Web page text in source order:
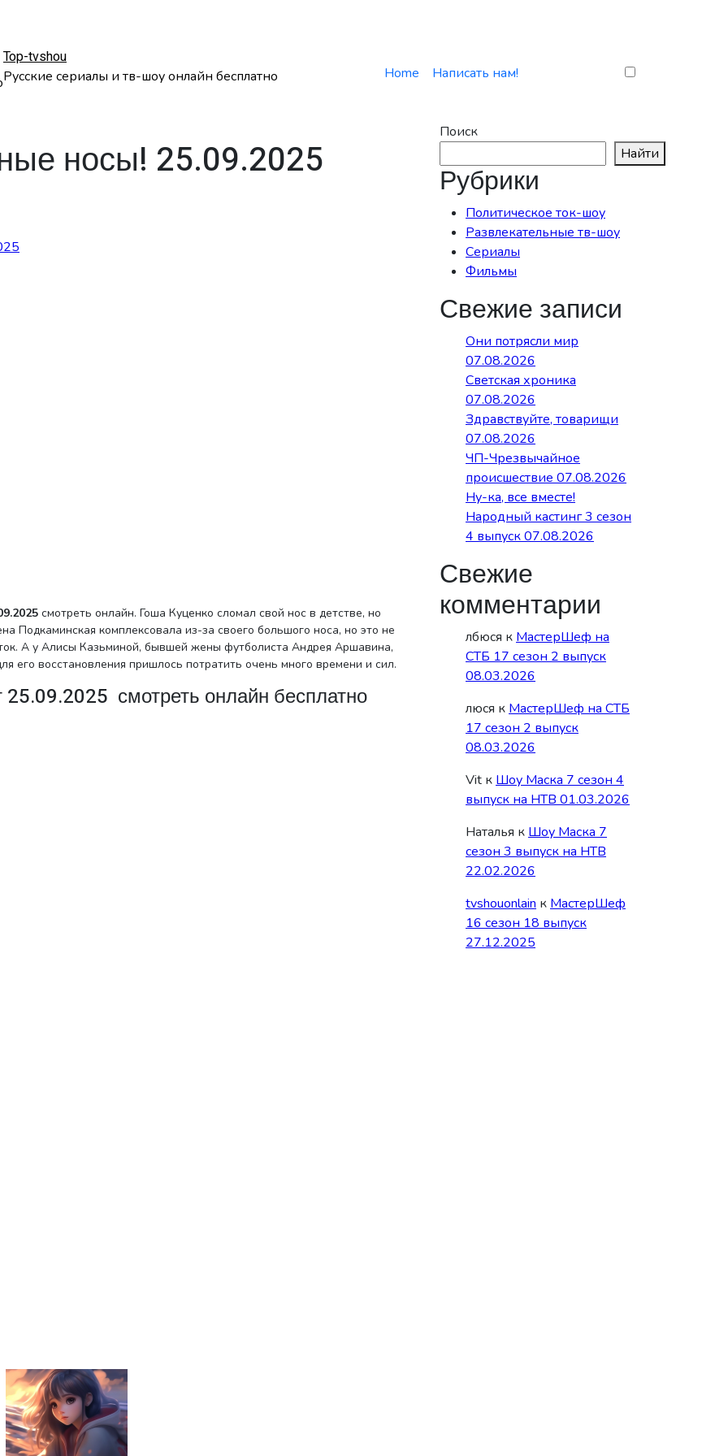
Top-tvshou
Русские сериалы и тв-шоу онлайн бесплатно Home Написать нам!
носы! 25.09.2025
смотреть онлайн. Гоша Куценко сломал свой нос в детстве, но
Подкаминская комплексовала из-за своего большого носа, но это не
А у Алисы Казьминой, бывшей жены футболиста Андрея Аршавина,
его восстановления пришлось потратить очень много времени и сил.
смотреть онлайн бесплатно
Поиск
Найти
Рубрики
Политическое ток-шоу
Развлекательные тв-шоу
Сериалы
Фильмы
Свежие записи
Они потрясли мир
07.08.2026
Светская хроника
07.08.2026
Здравствуйте, товарищи
07.08.2026
ЧП-Чрезвычайное
происшествие 07.08.2026
Ну-ка, все вместе!
Народный кастинг 3 сезон
4 выпуск 07.08.2026
Свежие
комментарии
лбюся к МастерШеф на
СТБ 17 сезон 2 выпуск
08.03.2026
люся к МастерШеф на СТБ
17 сезон 2 выпуск
08.03.2026
Vit к Шоу Маска 7 сезон 4
выпуск на НТВ 01.03.2026
Наталья к Шоу Маска 7
сезон 3 выпуск на НТВ
22.02.2026
tvshouonlain к МастерШеф
16 сезон 18 выпуск
27.12.2025